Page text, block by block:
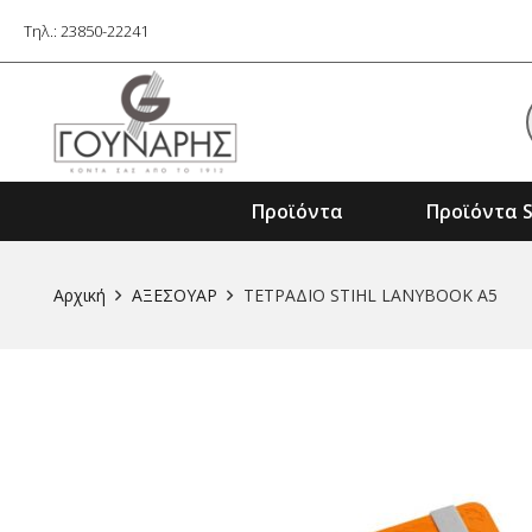
Τηλ.: 23850-22241
Προϊόντα Προϊόντα
Αρχική ΑΞΕΣΟΥΑΡ ΤΕΤΡΑΔΙΟ STIHL LANYBOOK A5